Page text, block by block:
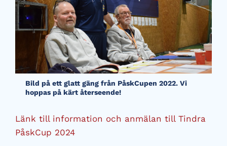
Bild på ett glatt gäng från PåskCupen 2022. Vi
hoppas på kärt återseende!
Länk till information och anmälan till Tindra
PåskCup 2024